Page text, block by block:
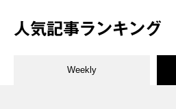
人気記事ランキング
Weekly